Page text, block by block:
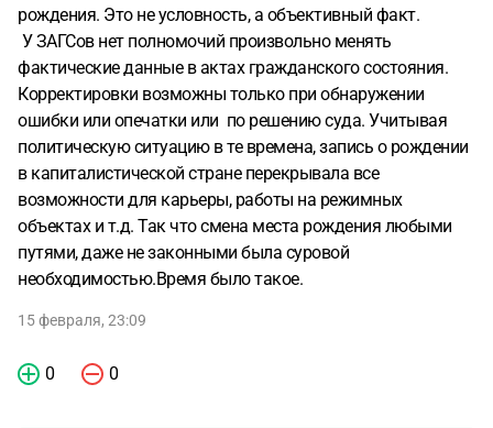
рождения. Это не условность, а объективный факт.
У ЗАГСов нет полномочий произвольно менять
фактические данные в актах гражданского состояния.
Корректировки возможны только при обнаружении
ошибки или опечатки или по решению суда. Учитывая
политическую ситуацию в те времена, запись о рождении
в капиталистической стране перекрывала все
возможности для карьеры, работы на режимных
объектах и т.д. Так что смена места рождения любыми
путями, даже не законными была суровой
необходимостью.Время было такое.
15 февраля, 23:09
0 0